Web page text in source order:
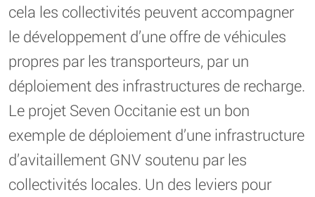
cela les collectivités peuvent accompagner
le développement d’une offre de véhicules
propres par les transporteurs, par un
déploiement des infrastructures de recharge.
Le projet Seven Occitanie est un bon
exemple de déploiement d’une infrastructure
d’avitaillement GNV soutenu par les
collectivités locales. Un des leviers pour